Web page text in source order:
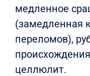
медленное
(замедленная
переломов),
целлюлит.